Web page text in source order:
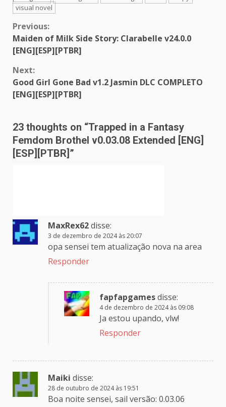
visual novel
Continue
Reading
Previous:
Maiden of Milk Side Story: Clarabelle v24.0.0
[ENG][ESP][PTBR]
Next:
Good Girl Gone Bad v1.2 Jasmin DLC COMPLETO
[ENG][ESP][PTBR]
23 thoughts on “Trapped in a Fantasy
Femdom Brothel v0.03.08 Extended [ENG]
[ESP][PTBR] ”
MaxRex62disse:
3 de dezembro de 2024 às 20:07
opa sensei tem atualização nova na area
Responder
fapfapgamesdisse:
4 de dezembro de 2024 às 09:08
Ja estou upando, vlw!
Responder
Maiki disse:
28 de outubro de 2024 às 19:51
Boa noite sensei, sail versão: 0.03.06